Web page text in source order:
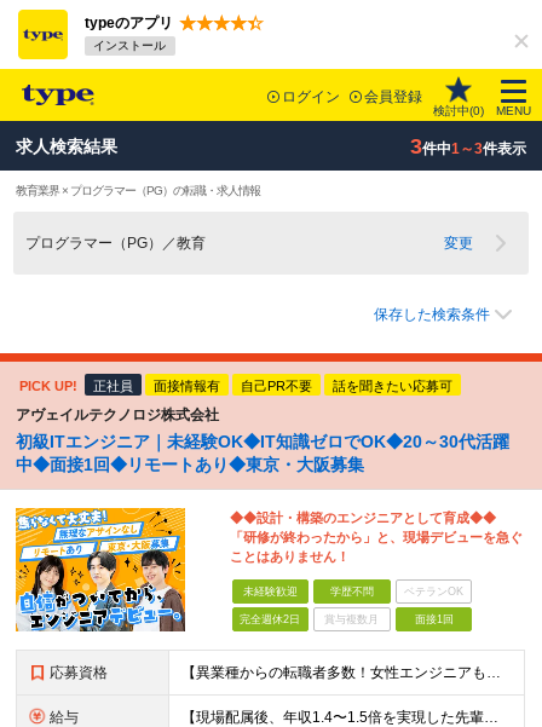
typeのアプリ
インストール
ログイン 会員登録
検討中(0) MENU
求人検索結果 3件中1～3件表示
教育業界 × プログラマー（PG）の転職・求人情報
プログラマー（PG）／教育 変更
保存した検索条件
PICK UP! 正社員 面接情報有 自己PR不要 話を聞きたい応募可
アヴェイルテクノロジ株式会社
初級ITエンジニア｜未経験OK◆IT知識ゼロでOK◆20～30代活躍
中◆面接1回◆リモートあり◆東京・大阪募集
◆◆設計・構築のエンジニアとして育成◆◆
「研修が終わったから」と、現場デビューを急ぐ
ことはありません！
未経験歓迎 学歴不問 ベテランOK
完全週休2日 賞与複数月 面接1回
応募資格 【異業種からの転職者多数！女性エンジニアも活躍中】 ◆学歴不問 ◆未経験OK ≪こんな方を歓迎しています≫ ◎未経験から成長できる環境で活躍したい方 ◎大学やスクールでIT系のスキルを学んだことのあ
給与 【現場配属後、年収1.4〜1.5倍を実現した先輩も！残業代全額支給】 ◆給与は経験やスキルに応じて決定します ◆年俸制250万円～350万円（1/12を月々支給） ≪年収UPの例≫ ◎飲食業からのキ